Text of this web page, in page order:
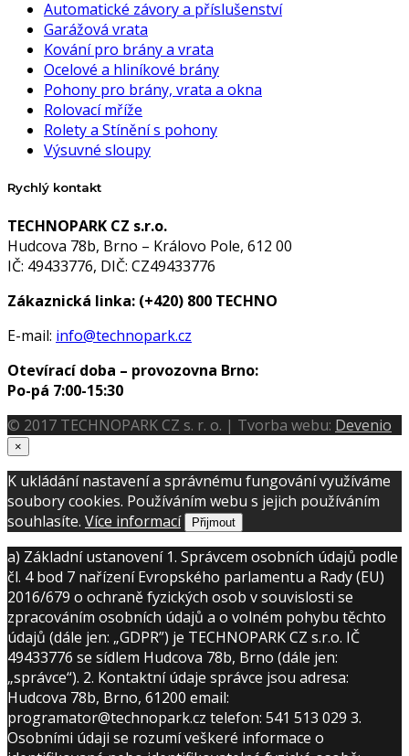
Automatické závory a příslušenství
Garážová vrata
Kování pro brány a vrata
Ocelové a hliníkové brány
Pohony pro brány, vrata a okna
Rolovací mříže
Rolety a Stínění s pohony
Výsuvné sloupy
Rychlý kontakt
TECHNOPARK CZ s.r.o.
Hudcova 78b, Brno – Královo Pole, 612 00
IČ: 49433776, DIČ: CZ49433776
Zákaznická linka: (+420) 800 TECHNO
E-mail: info@technopark.cz
Otevírací doba – provozovna Brno:
Po-pá 7:00-15:30
© 2017 TECHNOPARK CZ s. r. o. | Tvorba webu: Devenio
×
K ukládání nastavení a správnému fungování využíváme
soubory cookies. Používáním webu s jejich používáním
souhlasíte. Více informací Přijmout
a) Základní ustanovení 1. Správcem osobních údajů podle
čl. 4 bod 7 nařízení Evropského parlamentu a Rady (EU)
2016/679 o ochraně fyzických osob v souvislosti se
zpracováním osobních údajů a o volném pohybu těchto
údajů (dále jen: „GDPR”) je TECHNOPARK CZ s.r.o. IČ
49433776 se sídlem Hudcova 78b, Brno (dále jen:
„správce“). 2. Kontaktní údaje správce jsou adresa:
Hudcova 78b, Brno, 61200 email:
programator@technopark.cz telefon: 541 513 029 3.
Osobními údaji se rozumí veškeré informace o